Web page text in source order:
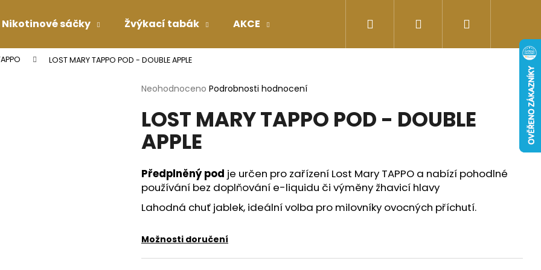
Nikotinové sáčky Žvýkací tabák AKCE Doplňky stravy Energy-kofeinové
Přihlášení
LOST MARY TAPPO POD - DOUBLE APPLE
Průměrné
produktu
je
0,0
z
hvězdiček.
Neohodnoceno Podrobnosti hodnocení
LOST MARY TAPPO POD - DOUBLE
APPLE
Předplněný pod je určen pro zařízení Lost Mary TAPPO a nabízí pohodlné
používání bez doplňování e-liquidu či výměny žhavicí hlavy
Lahodná chuť jablek, ideální volba pro milovníky ovocných příchutí.
Možnosti doručení
Co potřebujete najít?
HLEDAT